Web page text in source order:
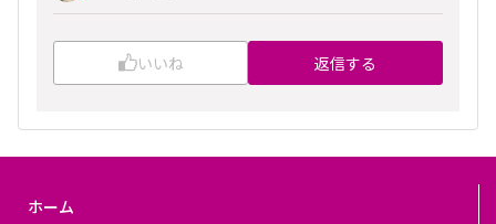
いいね 返信する
ホーム